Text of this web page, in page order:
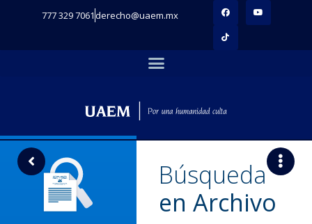
777 329 7061derecho@uaem.mx
Búsqueda
en Archivo